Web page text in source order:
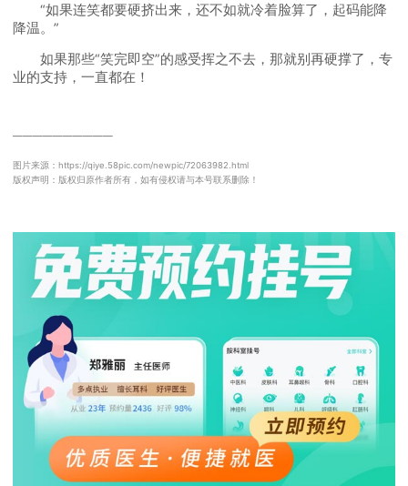
“如果连笑都要硬挤出来，还不如就冷着脸算了，起码能降
降温。”
如果那些“笑完即空”的感受挥之不去，那就别再硬撑了，专
业的支持，一直都在！
──────────
图片来源：https://qiye.58pic.com/newpic/72063982.html
版权声明：版权归原作者所有，如有侵权请与本号联系删除！